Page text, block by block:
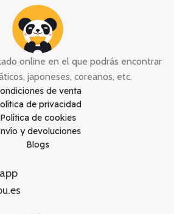
online en el que podrás encontrar
japoneses, coreanos, etc.
de venta
de privacidad
Política de cookies
y devoluciones
Blogs